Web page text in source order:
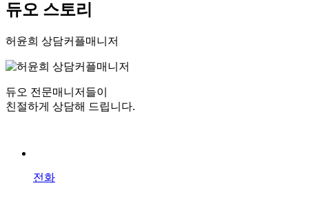
듀오 스토리
허윤희 상담커플매니저
듀오 전문매니저들이
친절하게 상담해 드립니다.
전화